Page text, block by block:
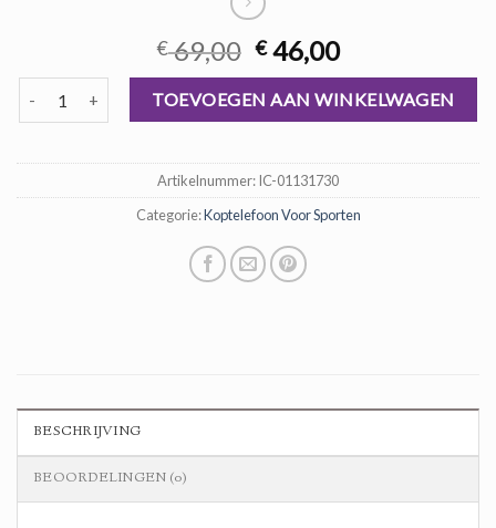
€69,00 Oorspronkelijke
prijs
was:
€ 69,00.
€46,00Huidige
prijs
is:
€ 46,00.
koptelefoon voor sporten aantalTOEVOEGEN AAN WINKELWAGEN
Artikelnummer:IC-01131730
Categorie:Koptelefoon Voor Sporten
BESCHRIJVING
BEOORDELINGEN (0)